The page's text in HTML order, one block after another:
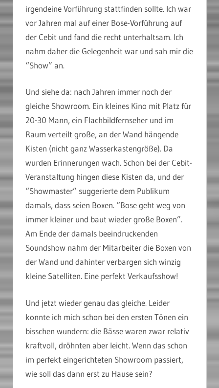
irgendeine Vorführung stattfinden sollte. Ich war
vor Jahren mal auf einer Bose-Vorführung auf
der Cebit und fand die recht unterhaltsam. Ich
nahm daher die Gelegenheit war und sah mir die
“Show” an.
Und siehe da: nach Jahren immer noch der
gleiche Showroom. Ein kleines Kino mit Platz für
20-30 Mann, ein Flachbildfernseher und im
Raum verteilt große, an der Wand hängende
Kisten (nicht ganz Wasserkastengröße). Da
wurden Erinnerungen wach. Schon bei der Cebit-
Veranstaltung hingen diese Kisten da, und der
“Showmaster” suggerierte dem Publikum
damals, dass seien Boxen. “Bose geht weg von
immer kleiner und baut wieder große Boxen”.
Am Ende der damals beeindruckenden
Soundshow nahm der Mitarbeiter die Boxen von
der Wand und dahinter verbargen sich winzig
kleine Satelliten. Eine perfekt Verkaufsshow!
Und jetzt wieder genau das gleiche. Leider
konnte ich mich schon bei den ersten Tönen ein
bisschen wundern: die Bässe waren zwar relativ
kraftvoll, dröhnten aber leicht. Wenn das schon
im perfekt eingerichteten Showroom passiert,
wie soll das dann erst zu Hause sein?